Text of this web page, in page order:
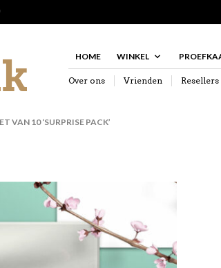
HOME WINKEL
Over ons Vrienden Resellers
VAN 10 ‘SURPRISE PACK’